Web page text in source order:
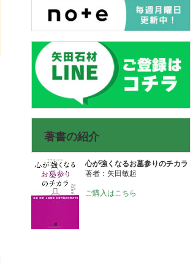
著書の紹介
心が強くなるお墓参りのチカラ
著者：矢田敏起
ご購入はこちら